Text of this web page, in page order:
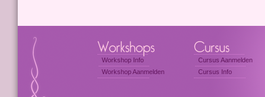
Workshop Info
Workshop Aanmelden
Cursus Aanmelden
Cursus Info